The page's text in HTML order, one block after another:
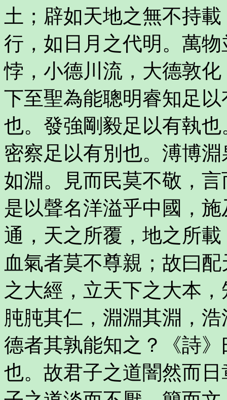
土；辟如天地之無不持
行，如日月之代明。萬
悖，小德川流，大德敦
下至聖為能聰明睿知足
也。發強剛毅足以有執
密察足以有別也。溥博
如淵。見而民莫不敬，
是以聲名洋溢乎中國，
通，天之所覆，地之所
血氣者莫不尊親；故曰
之大經，立天下之大本
肫肫其仁，淵淵其淵，
德者其孰能知之？《詩
也。故君子之道闇然而